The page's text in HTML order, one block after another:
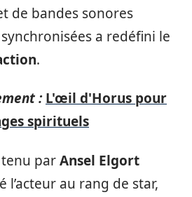
de bandes sonores
a redéfini le
.
: L'œil d'Horus pour
spirituels
parAnsel Elgort
l’acteur au rang de star,